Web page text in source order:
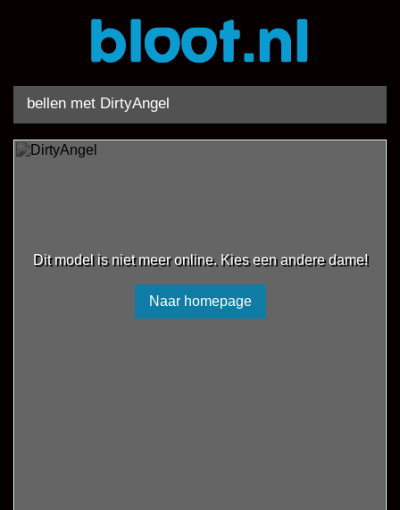
bellen met DirtyAngel
Dit model is niet meer online. Kies een andere dame!
Naar homepage